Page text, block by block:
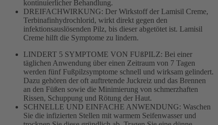
kontinuierlicher Behandlung.
DREIFACHWIRKUNG: Der Wirkstoff der Lamisil Creme,
Terbinafinhydrochlorid, wirkt direkt gegen den
infektionsauslösenden Pilz, bis dieser abgetötet ist. Lamisil
Creme hilft die Symptome zu lindern.
LINDERT 5 SYMPTOME VON FUßPILZ: Bei einer
täglichen Anwendung über einen Zeitraum von 7 Tagen
werden fünf Fußpilzsymptome schnell und wirksam gelindert.
Dazu gehören der oft auftretende Juckreiz und das Brennen
an den Füßen sowie die Minimierung von schmerzhaften
Rissen, Schuppung und Rötung der Haut.
SCHNELLE UND EINFACHE ANWENDUNG: Waschen
Sie die infizierten Stellen mit warmem Seifenwasser und